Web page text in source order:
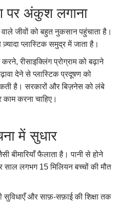
पर अंकुश लगाना
जीवों को बहुत नुकसान पहुंचाता है।
प्लास्टिक समुद्र में जाता है।
रीसाइक्लिंग प्रोग्राम को बढ़ाने
देने से प्लास्टिक प्रदूषण को
है। सरकारों और बिज़नेस को लंबे
करना चाहिए।
में सुधार
बीमारियाँ फैलाता है। पानी से होने
साल लगभग 15 मिलियन बच्चों की मौत
सुविधाएँ और साफ़-सफ़ाई की शिक्षा तक